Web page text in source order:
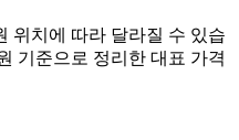
위치에 따라 달라질 수 있습
기준으로 정리한 대표 가격